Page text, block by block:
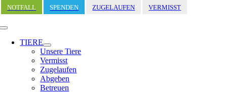
Zum
Inhalt
springen
NOTFALL SPENDEN ZUGELAUFEN VERMISST
Toggle
Navigation
TIERE
Unsere Tiere
Vermisst
Zugelaufen
Abgeben
Betreuen